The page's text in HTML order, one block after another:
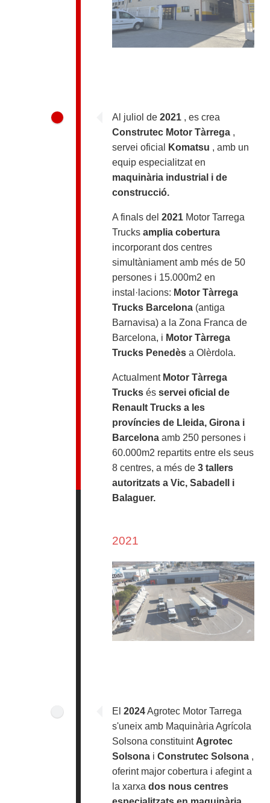
Al juliol de2021 , es crea
Construtec Motor Tàrrega ,
servei oficial
Komatsu , amb un
equip especialitzat en
maquinària industrial i de
construcció.
A finals del2021 Motor Tarrega
Trucksamplia cobertura
incorporant dos centres
simultàniament amb més de 50
persones i 15.000m2 en
instal·lacions: Motor Tàrrega
Trucks Barcelona (antiga
Barnavisa) a la Zona Franca de
Barcelona, i Motor Tàrrega
Trucks Penedès a Olèrdola.
Actualment Motor Tàrrega
Trucks ésservei oficial de
Renault Trucks a les
províncies de Lleida, Girona i
Barcelona amb 250 persones i
60.000m2 repartits entre els seus
8 centres, a més de3 tallers
autoritzats a Vic, Sabadell i
Balaguer.
2021
El2024Agrotec Motor Tarrega
s'uneix amb Maquinària Agrícola
Solsona constituint Agrotec
Solsona iConstrutec Solsona ,
oferint major cobertura i afegint a
la xarxados nous centres